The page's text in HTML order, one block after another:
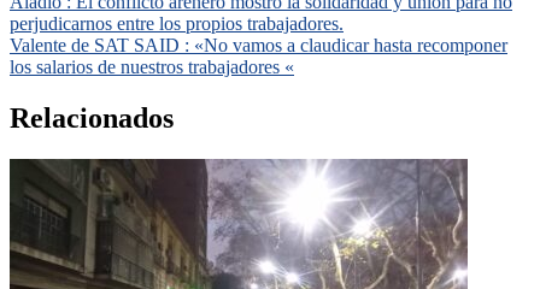
perjudicarnos entre los propios trabajadores.
Valente de SAT SAID : «No vamos a claudicar hasta recomponer
los salarios de nuestros trabajadores «
Relacionados